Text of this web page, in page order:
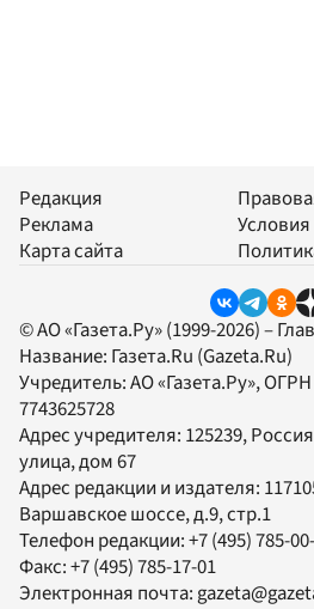
Редакция
Реклама
Карта сайта
© АО «Газета.Ру» (1999-2026) –
Название: Газета.Ru (Gazeta.Ru)
Учредитель:АО «Газета.Ру», ОГРН
7743625728
Адрес учредителя: 125239,
улица, дом 67
Адрес редакции и издателя:
Варшавское шоссе, д.9, стр.1
Телефон редакции:+7 (495) 785-
Факс:+7 (495) 785-17-01
Электронная почта: